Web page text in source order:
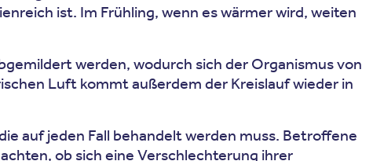
ist. Im Frühling, wenn es wärmer wird, weiten
werden, wodurch sich der Organismus von
Luft kommt außerdem der Kreislauf wieder in
auf jeden Fall behandelt werden muss. Betroffene
ob sich eine Verschlechterung ihrer